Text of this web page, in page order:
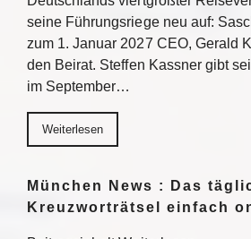
seine Führungsriege neu auf:
zum 1. Januar 2027 CEO, Gerald
den Beirat. Steffen Kassner gibt
im September…
Weiterlesen
München News : Das
Kreuzworträtsel einfach